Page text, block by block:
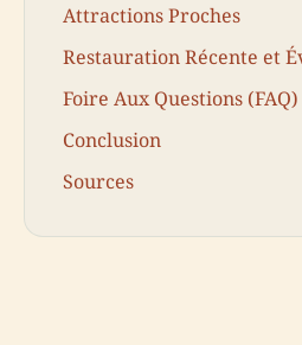
Attractions Proches
Restauration Récente et
Foire Aux Questions (FAQ)
Conclusion
Sources